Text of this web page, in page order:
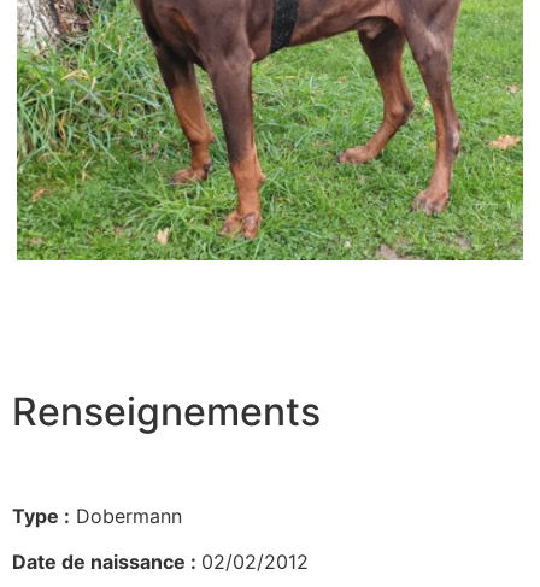
Renseignements
Type : Dobermann
Date de naissance : 02/02/2012